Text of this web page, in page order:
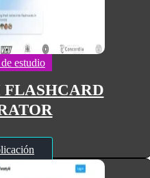
estudio